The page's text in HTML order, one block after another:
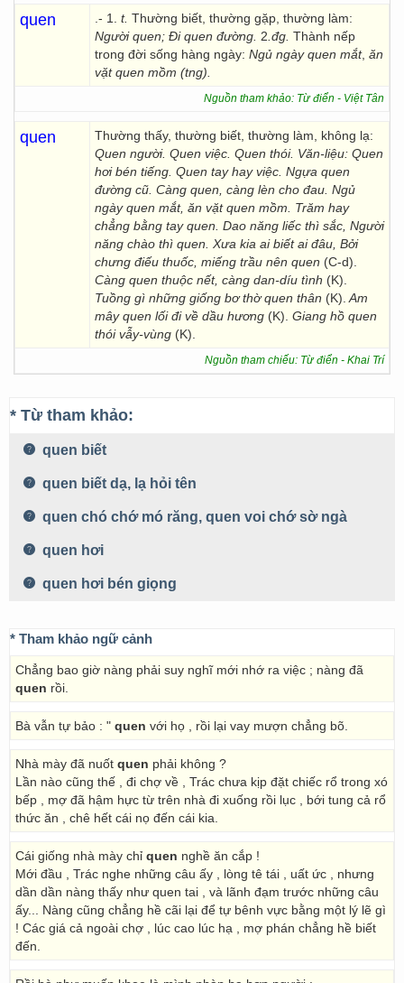
quen .- 1. t. Thường biết, thường gặp, thường làm:
Người quen; Đi quen đường. 2 .đg. Thành nếp
trong đời sống hàng ngày: Ngủ ngày quen mắt, ăn
vặt quen mồm (tng).
Nguồn tham khảo: Từ điển - Việt Tân
quen
Thường thấy, thường biết, thường làm, không lạ:
Quen người. Quen việc. Quen thói. Văn-liệu: Quen
hơi bén tiếng. Quen tay hay việc. Ngựa quen
đường cũ. Càng quen, càng lèn cho đau. Ngủ
ngày quen mắt, ăn vặt quen mồm. Trăm hay
chẳng bằng tay quen. Dao năng liếc thì sắc, Người
năng chào thì quen. Xưa kia ai biết ai đâu, Bởi
chưng điếu thuốc, miếng trầu nên quen (C-d).
Càng quen thuộc nết, càng dan-díu tình (K).
Tuồng gì những giống bơ thờ quen thân (K). Am
mây quen lối đi về dầu hương (K). Giang hồ quen
thói vẫy-vùng (K).
Nguồn tham chiếu: Từ điển - Khai Trí
* Từ tham khảo:
quen biết
quen biết dạ, lạ hỏi tên
quen chó chớ mó răng, quen voi chớ sờ ngà
quen hơi
quen hơi bén giọng
* Tham khảo ngữ cảnh
Chẳng bao giờ nàng phải suy nghĩ mới nhớ ra việc ; nàng đã
quen rồi.
Bà vẫn tự bảo : " quen với họ , rồi lại vay mượn chẳng bõ.
Nhà mày đã nuốt quen phải không ?
Lần nào cũng thế , đi chợ về , Trác chưa kịp đặt chiếc rổ trong xó
bếp , mợ đã hậm hực từ trên nhà đi xuống rồi lục , bới tung cả rổ
thức ăn , chê hết cái nọ đến cái kia.
Cái giống nhà mày chỉ quen nghề ăn cắp !
Mới đầu , Trác nghe những câu ấy , lòng tê tái , uất ức , nhưng
dần dần nàng thấy như quen tai , và lãnh đạm trước những câu
ấy... Nàng cũng chẳng hề cãi lại để tự bênh vực bằng một lý lẽ gì
! Các giá cả ngoài chợ , lúc cao lúc hạ , mợ phán chẳng hề biết
đến.